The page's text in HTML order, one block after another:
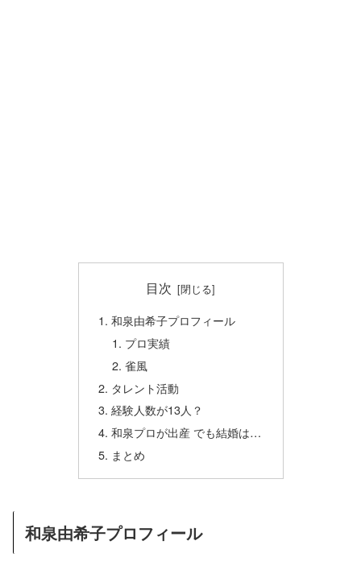
目次
和泉由希子プロフィール
プロ実績
雀風
タレント活動
経験人数が13人？
和泉プロが出産 でも結婚は…
まとめ
和泉由希子プロフィール